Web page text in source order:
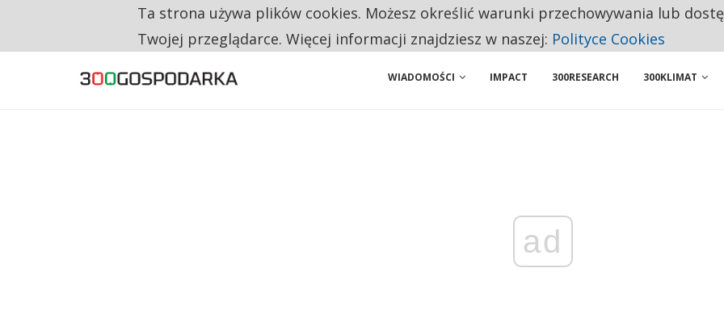
UNIA DAJE KONSUMENTOM PRAWO DO NAPRAWY, ALE SERWIS NADAL MOŻE SIĘ NIE OPŁACAĆ
WIADOMOŚCI IMPACT 300RESEARCH 300KLIMAT
ad
Ta strona używa plików cookies. Możesz określić warunki przechowywania lub
Twojej przeglądarce. Więcej informacji znajdziesz w naszej: Polityce Cookies